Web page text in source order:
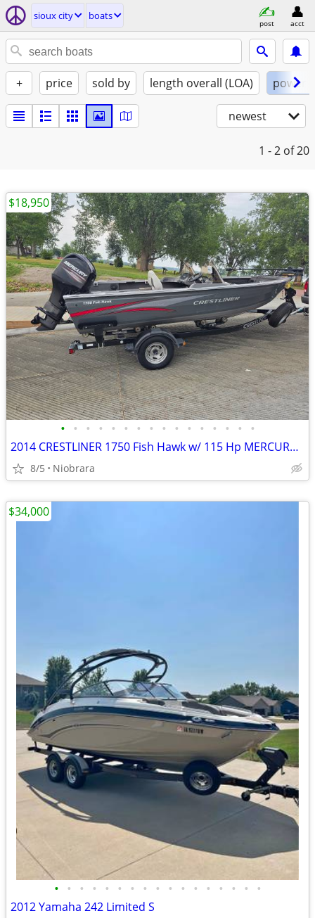
sioux city boats
post acct
+ price sold by length overall (LOA) power
newest
1 - 2 of 20
• • • • • • • • • • • • • • • •
2014 CRESTLINER 1750 Fish Hawk w/ 115 Hp MERCURY 4-Stroke Efi
8/5 Niobrara
$18,950
• • • • • • • • • • • • • • • • •
2012 Yamaha 242 Limited S
$34,000